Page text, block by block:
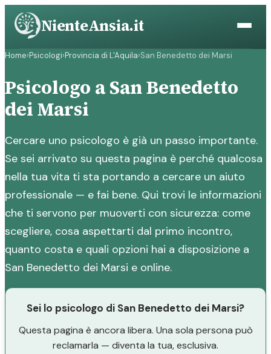
Vai
contenuto
NienteAnsia.it
Home›Psicologi›Provincia di L'Aquila›San Benedetto dei Marsi
Psicologo a San Benedetto
dei Marsi
Cercare uno psicologo è già un passo importante.
Se sei arrivato su questa pagina è perché qualcosa
nella tua vita ti sta portando a cercare un aiuto
professionale — e fai bene. Qui trovi le informazioni
che ti servono per muoverti con sicurezza: come
scegliere, cosa aspettarti dal primo incontro,
quanto costa e quali opzioni hai a disposizione a
San Benedetto dei Marsi e online.
Sei lo psicologo di San Benedetto dei Marsi?
Questa pagina è ancora libera. Una sola persona può
reclamarla — diventa la tua, esclusiva.